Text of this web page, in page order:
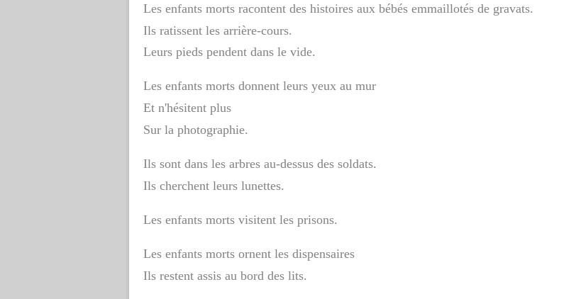
Les enfants morts racontent des histoires aux bébés emmaillotés de gravats.
Ils ratissent les arrière-cours.
Leurs pieds pendent dans le vide.
Les enfants morts donnent leurs yeux au mur
Et n'hésitent plus
Sur la photographie.
Ils sont dans les arbres au-dessus des soldats.
Ils cherchent leurs lunettes.
Les enfants morts visitent les prisons.
Les enfants morts ornent les dispensaires
Ils restent assis au bord des lits.